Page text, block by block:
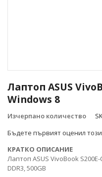
Лаптоп ASUS
Windows 8
Изчерпано количество
Бъдете първият оценил
КРАТКО ОПИСАНИЕ
Лаптоп ASUS VivoBook S200E-
DDR3, 500GB
към
началото
на
галерия
снимки